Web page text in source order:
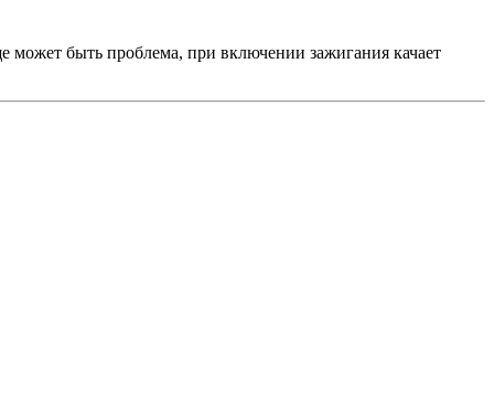
может быть проблема, при включении зажигания качает